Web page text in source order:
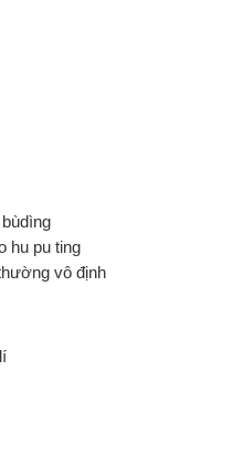
hu pu ting
vô định